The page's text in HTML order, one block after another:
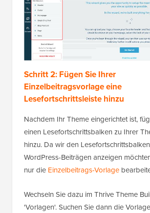
Schritt 2: Fügen Sie Ihrer
Einzelbeitragsvorlage eine
Lesefortschrittsleiste hinzu
Nachdem Ihr Theme eingerichtet ist,
einen Lesefortschrittsbalken zu Ihrer
hinzu. Da wir den
WordPress-Beiträgen anzeigen
nur die Einzelbeitrags-Vorlage
Wechseln Sie dazu im Thrive Theme
'Vorlagen'. Suchen Sie dann die Vorlage